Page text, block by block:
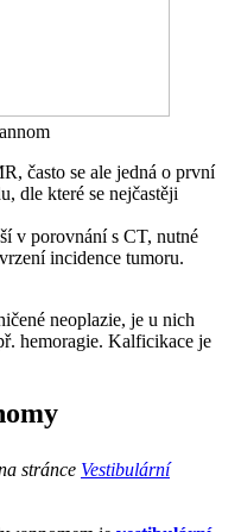
často se ale jedná o první
dle které se nejčastěji
v porovnání s CT, nutné
incidence tumoru.
neoplazie, je u nich
hemoragie. Kalficikace je
stránce Vestibulární